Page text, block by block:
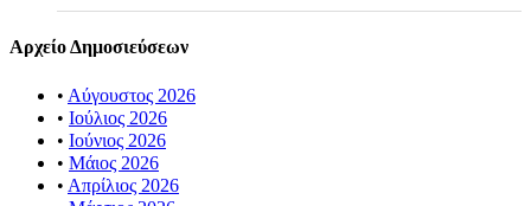
Αρχείο Δημοσιεύσεων
• Αύγουστος 2026
• Ιούλιος 2026
• Ιούνιος 2026
• Μάιος 2026
• Απρίλιος 2026